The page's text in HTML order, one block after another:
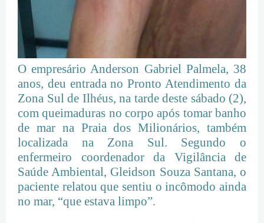
O empresário Anderson Gabriel Palmela, 38
anos, deu entrada no Pronto Atendimento da
Zona Sul de Ilhéus, na tarde deste sábado (2),
com queimaduras no corpo após tomar banho
de mar na Praia dos Milionários, também
localizada na Zona Sul. Segundo o
enfermeiro coordenador da Vigilância de
Saúde Ambiental, Gleidson Souza Santana, o
paciente relatou que sentiu o incômodo ainda
no mar, “que estava limpo”.